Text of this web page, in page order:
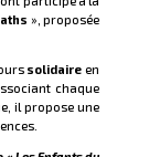
», proposée
solidaireen
chaque
il propose une